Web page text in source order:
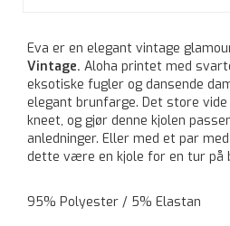
Eva er en elegant vintage
Vintage. Aloha printet med
eksotiske fugler og dansende
elegant brunfarge. Det store
kneet, og gjør denne kjolen
anledninger. Eller med et par
dette være en kjole for en tur på
95% Polyester / 5% Elastan